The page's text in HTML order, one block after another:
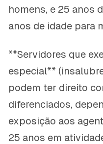
homens, e 25 anos
anos de idade para
**Servidores que
especial**
podem ter direito
diferenciados,
exposição aos
25 anos em